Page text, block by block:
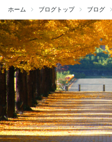
ホーム ブログトップ ブログ